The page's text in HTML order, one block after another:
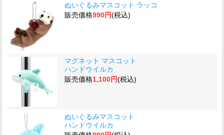
ぬいぐるみマスコット ラッコ
販売価格990円(税込)
マグネット マスコット
ハンドウイルカ
販売価格1,100円(税込)
ぬいぐるみマスコット
ハンドウイルカ